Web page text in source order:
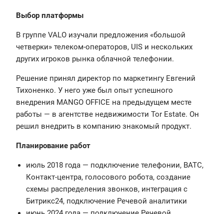
Выбор платформы
В группе VALO изучали предложения «большой
четверки» телеком-операторов, UIS и нескольких
других игроков рынка облачной телефонии.
Решение принял директор по маркетингу Евгений
Тихоненко. У него уже был опыт успешного
внедрения MANGO OFFICE на предыдущем месте
работы — в агентстве недвижимости Tor Estate. Он
решил внедрить в компанию знакомый продукт.
Планирование работ
июль 2018 года — подключение телефонии, ВАТС,
Контакт-центра, голосового робота, создание
схемы распределения звонков, интеграция с
Битрикс24, подключение Речевой аналитики